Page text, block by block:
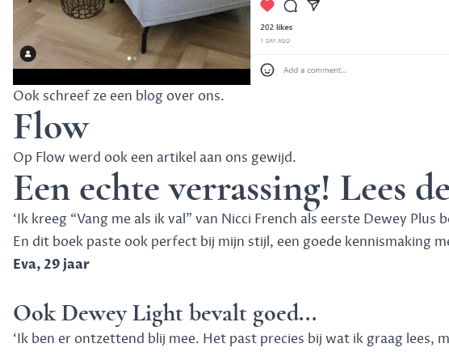
Ook schreef ze een blog over ons.
Flow
Op Flow werd ook een artikel aan ons gewijd.
Een echte verrassing! Lees
‘Ik kreeg “Vang me als ik val” van Nicci French als eerste Dewey
En dit boek paste ook perfect bij mijn stijl, een goede kennismaking
Eva, 29 jaar
Ook Dewey Light bevalt goed...
‘Ik ben er ontzettend blij mee. Het past precies bij wat ik graag lees,